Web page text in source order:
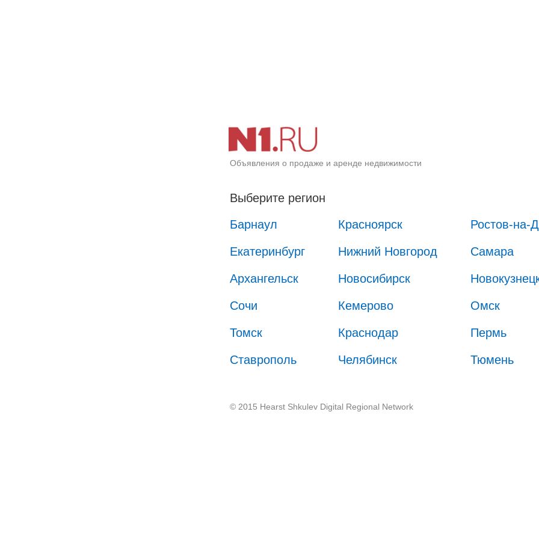
Объявления о продаже и аренде недвижимости
Выберите регион
Барнаул
Красноярск Ростов-на-
Екатеринбург Нижний Новгород Самара
Архангельск Новосибирск
Сочи Кемерово Омск
Томск Краснодар Пермь
Ставрополь Челябинск Тюмень
© 2015 Hearst Shkulev Digital Regional Network